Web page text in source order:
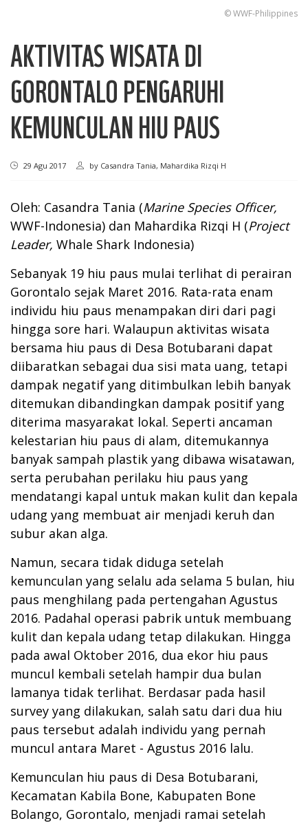
© WWF-Philippines
AKTIVITAS WISATA DI
GORONTALO PENGARUHI
KEMUNCULAN HIU PAUS
29 Agu 2017 by Casandra Tania, Mahardika Rizqi H
Oleh: Casandra Tania (Marine Species Officer,
WWF-Indonesia) dan Mahardika Rizqi H (Project
Leader, Whale Shark Indonesia)
Sebanyak 19 hiu paus mulai terlihat di perairan
Gorontalo sejak Maret 2016. Rata-rata enam
individu hiu paus menampakan diri dari pagi
hingga sore hari. Walaupun aktivitas wisata
bersama hiu paus di Desa Botubarani dapat
diibaratkan sebagai dua sisi mata uang, tetapi
dampak negatif yang ditimbulkan lebih banyak
ditemukan dibandingkan dampak positif yang
diterima masyarakat lokal. Seperti ancaman
kelestarian hiu paus di alam, ditemukannya
banyak sampah plastik yang dibawa wisatawan,
serta perubahan perilaku hiu paus yang
mendatangi kapal untuk makan kulit dan kepala
udang yang membuat air menjadi keruh dan
subur akan alga.
Namun, secara tidak diduga setelah
kemunculan yang selalu ada selama 5 bulan, hiu
paus menghilang pada pertengahan Agustus
2016. Padahal operasi pabrik untuk membuang
kulit dan kepala udang tetap dilakukan. Hingga
pada awal Oktober 2016, dua ekor hiu paus
muncul kembali setelah hampir dua bulan
lamanya tidak terlihat. Berdasar pada hasil
survey yang dilakukan, salah satu dari dua hiu
paus tersebut adalah individu yang pernah
muncul antara Maret - Agustus 2016 lalu.
Kemunculan hiu paus di Desa Botubarani,
Kecamatan Kabila Bone, Kabupaten Bone
Bolango, Gorontalo, menjadi ramai setelah